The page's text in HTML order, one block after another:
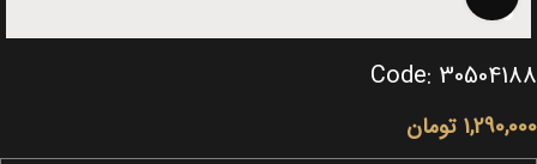
Code: 30504188
1,290,000 تومان